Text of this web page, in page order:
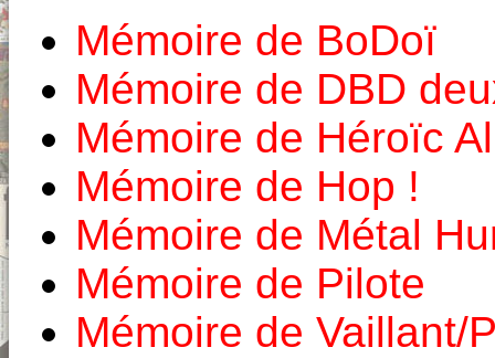
Mémoire de BoDoï
Mémoire de DBD
Mémoire de Héroïc
Mémoire de Hop !
Mémoire de Métal
Mémoire de Pilote
Mémoire de Vaillant/